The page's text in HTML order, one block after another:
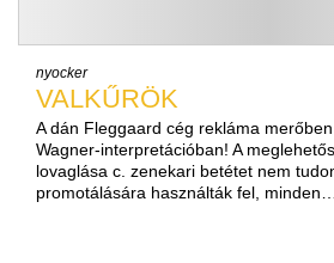
nyocker
VALKŰRÖK
A dán Fleggaard cég rekláma
Wagner-interpretációban! A
lovaglása c. zenekari betétet nem
promotálására használták fel, minden…